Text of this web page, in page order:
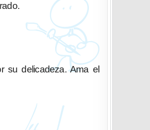
su delicadeza. Ama el